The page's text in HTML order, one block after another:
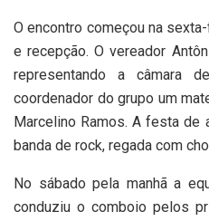
O encontro começou na
e recepção. O vereador
representando a câmara
coordenador do grupo um
Marcelino Ramos. A festa de
banda de rock, regada com
No sábado pela manhã a
conduziu o comboio pelos